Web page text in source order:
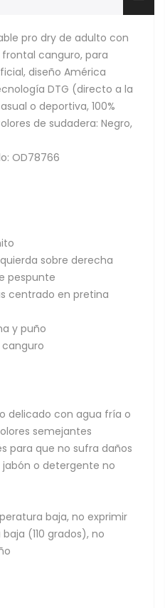
pro dry de adulto con
canguro, para
diseño América
DTG (directo a la
o deportiva, 100%
de sudadera: Negro,
OD78766
sobre derecha
pespunte
centrado en pretina
y puño
canguro
delicado con agua fría o
semejantes
para que no sufra daños
o detergente no
baja, no exprimir
(110 grados), no